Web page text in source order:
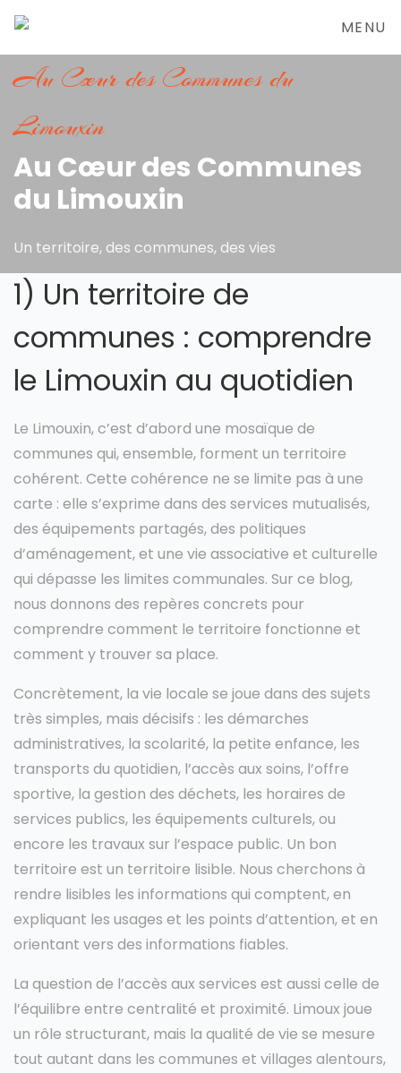
MENU
Au Cœur des Communes du
Limouxin
Au Cœur des Communes
du Limouxin
Un territoire, des communes, des vies
1) Un territoire de
communes : comprendre
le Limouxin au quotidien
Le Limouxin, c’est d’abord une mosaïque de
communes qui, ensemble, forment un territoire
cohérent. Cette cohérence ne se limite pas à une
carte : elle s’exprime dans des services mutualisés,
des équipements partagés, des politiques
d’aménagement, et une vie associative et culturelle
qui dépasse les limites communales. Sur ce blog,
nous donnons des repères concrets pour
comprendre comment le territoire fonctionne et
comment y trouver sa place.
Concrètement, la vie locale se joue dans des sujets
très simples, mais décisifs : les démarches
administratives, la scolarité, la petite enfance, les
transports du quotidien, l’accès aux soins, l’offre
sportive, la gestion des déchets, les horaires de
services publics, les équipements culturels, ou
encore les travaux sur l’espace public. Un bon
territoire est un territoire lisible. Nous cherchons à
rendre lisibles les informations qui comptent, en
expliquant les usages et les points d’attention, et en
orientant vers des informations fiables.
La question de l’accès aux services est aussi celle de
l’équilibre entre centralité et proximité. Limoux joue
un rôle structurant, mais la qualité de vie se mesure
tout autant dans les communes et villages alentours,